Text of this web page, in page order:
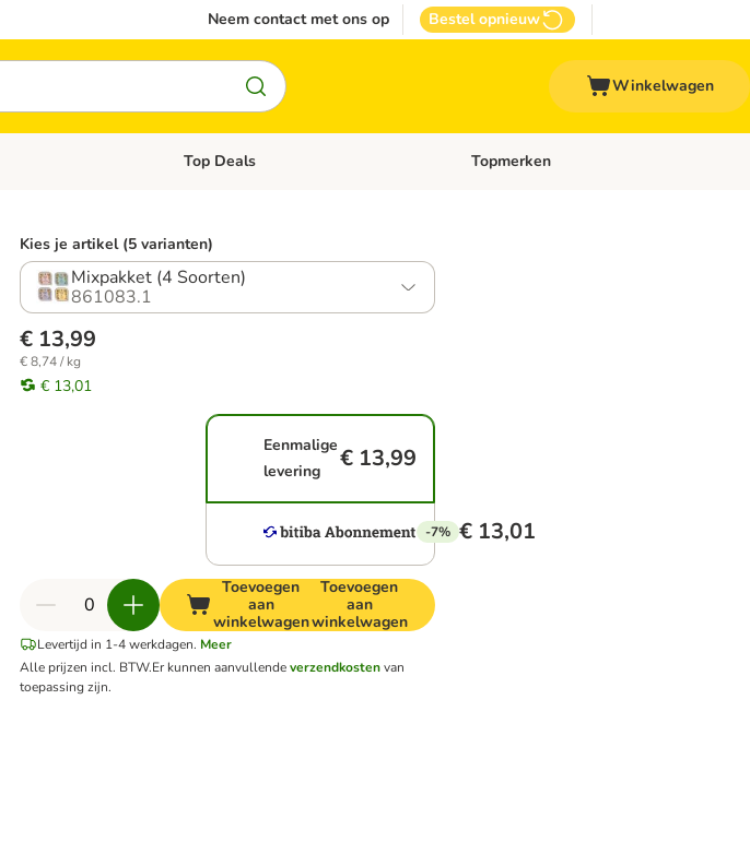
Neem contact met ons op Bestel opnieuw
Winkelwagen
Open categoriemenu: Overige huisdieren
Top Deals Open categoriemenu: Top Deals
Topmerken
Kies je artikel (5 varianten)
Mixpakket (4 Soorten)
861083.1
€ 13,99
€ 8,74 / kg
€ 13,01
Eenmalige
levering
€ 13,99
-7% € 13,01
Toevoegen
aan
winkelwagen
Toevoegen
aan
winkelwagen
Levertijd in 1-4 werkdagen. Meer
Alle prijzen incl. BTW.Er kunnen aanvullendeverzendkostenvan
toepassing zijn.